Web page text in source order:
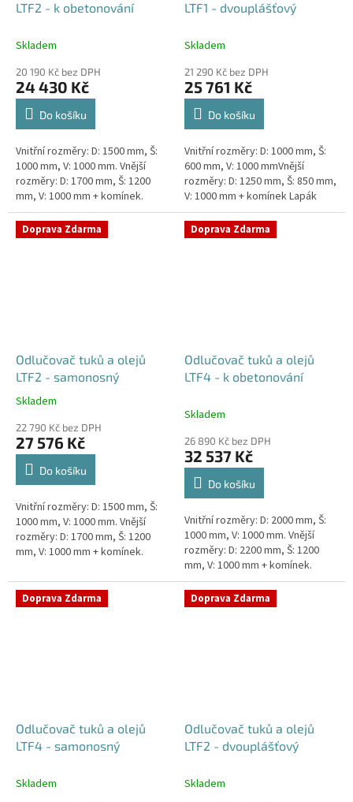
LTF2 - k obetonování
Skladem
20 190 Kč bez DPH
24 430 Kč
Do košíku
Vnitřní rozměry: D: 1500 mm, Š:
1000 mm, V: 1000 mm. Vnější
rozměry: D: 1700 mm, Š: 1200
mm, V: 1000 mm + komínek.
Lapák tuků do 2l/s nebo 250
jídel denně Průměr a umístění...
LTF1 - dvouplášťový
Skladem
21 290 Kč bez DPH
25 761 Kč
Do košíku
Vnitřní rozměry: D: 1000 mm, Š:
600 mm, V: 1000 mmVnější
rozměry: D: 1250 mm, Š: 850 mm,
V: 1000 mm + komínek Lapák
tuků do 1l/s nebo 100 jídel
denně Průměr a umístění...
Doprava Zdarma
Odlučovač tuků a olejů
LTF2 - samonosný
Průměrné
produktu
je
5,0
hvězdiček.
Skladem
22 790 Kč bez DPH
27 576 Kč
Do košíku
Vnitřní rozměry: D: 1500 mm, Š:
1000 mm, V: 1000 mm. Vnější
rozměry: D: 1700 mm, Š: 1200
mm, V: 1000 mm + komínek.
jídel denně Průměr a umístění...
Doprava Zdarma
Odlučovač tuků a olejů
LTF4 - k obetonování
Skladem
26 890 Kč bez DPH
32 537 Kč
Do košíku
Vnitřní rozměry: D: 2000 mm, Š:
1000 mm, V: 1000 mm. Vnější
rozměry: D: 2200 mm, Š: 1200
mm, V: 1000 mm + komínek.
Lapák tuků do 4l/s nebo 600
jídel denně Průměr a umístění...
Doprava Zdarma
Odlučovač tuků a olejů
LTF4 - samonosný
Skladem
Doprava Zdarma
Odlučovač tuků a olejů
LTF2 - dvouplášťový
Skladem